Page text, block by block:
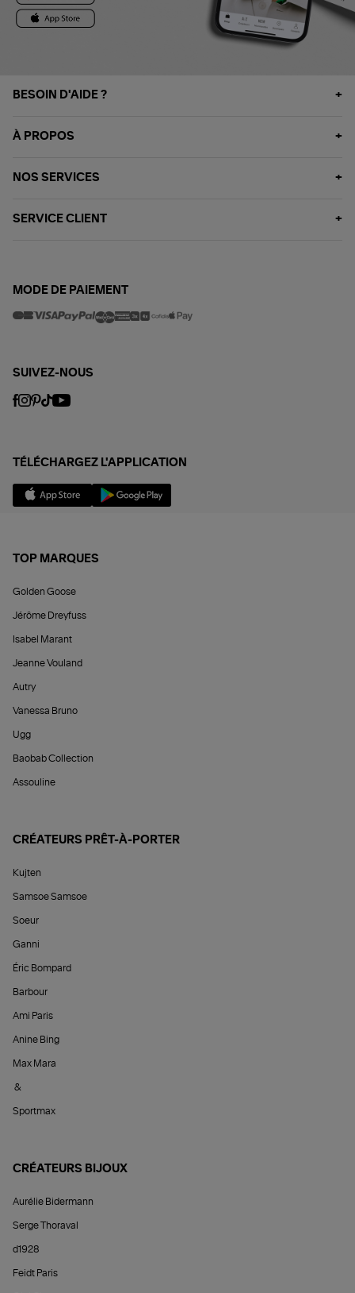
BESOIN D'AIDE ?
À PROPOS
NOS SERVICES
SERVICE CLIENT
MODE DE PAIEMENT
SUIVEZ-NOUS
TÉLÉCHARGEZ L'APPLICATION
TOP MARQUES
Golden Goose
Jérôme Dreyfuss
Isabel Marant
Jeanne Vouland
Autry
Vanessa Bruno
Ugg
Baobab Collection
Assouline
CRÉATEURS PRÊT-À-PORTER
Kujten
Samsoe Samsoe
Soeur
Ganni
Éric Bompard
Barbour
Ami Paris
Anine Bing
Max Mara
&
Sportmax
CRÉATEURS BIJOUX
Aurélie Bidermann
Serge Thoraval
d1928
Feidt Paris